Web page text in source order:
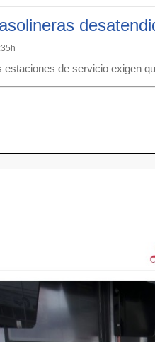
estaciones de servicio exigen